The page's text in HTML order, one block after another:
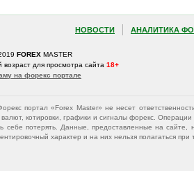
НОВОСТИ АНАЛИТИКА
FOREX MASTER
для просмотра сайта 18+
на форекс портале
портал «Forex Master» не несет
котировки, графики и сигналы форекс.
себе потерять. Данные, предоставленные на
характер и на них нельзя полагаться при